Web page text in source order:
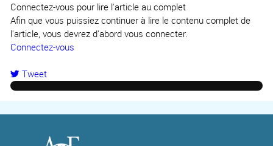
Connectez-vous pour lire l'article au complet
Afin que vous puissiez continuer à lire le contenu complet de
l'article, vous devrez d'abord vous connecter.
Connectez-vous
Tweet
pinterest